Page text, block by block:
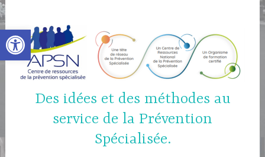
Ouvrir la barre d’outils
Accéder
au
contenu
principal
Des idées et des méthodes au
service de la Prévention
Spécialisée.